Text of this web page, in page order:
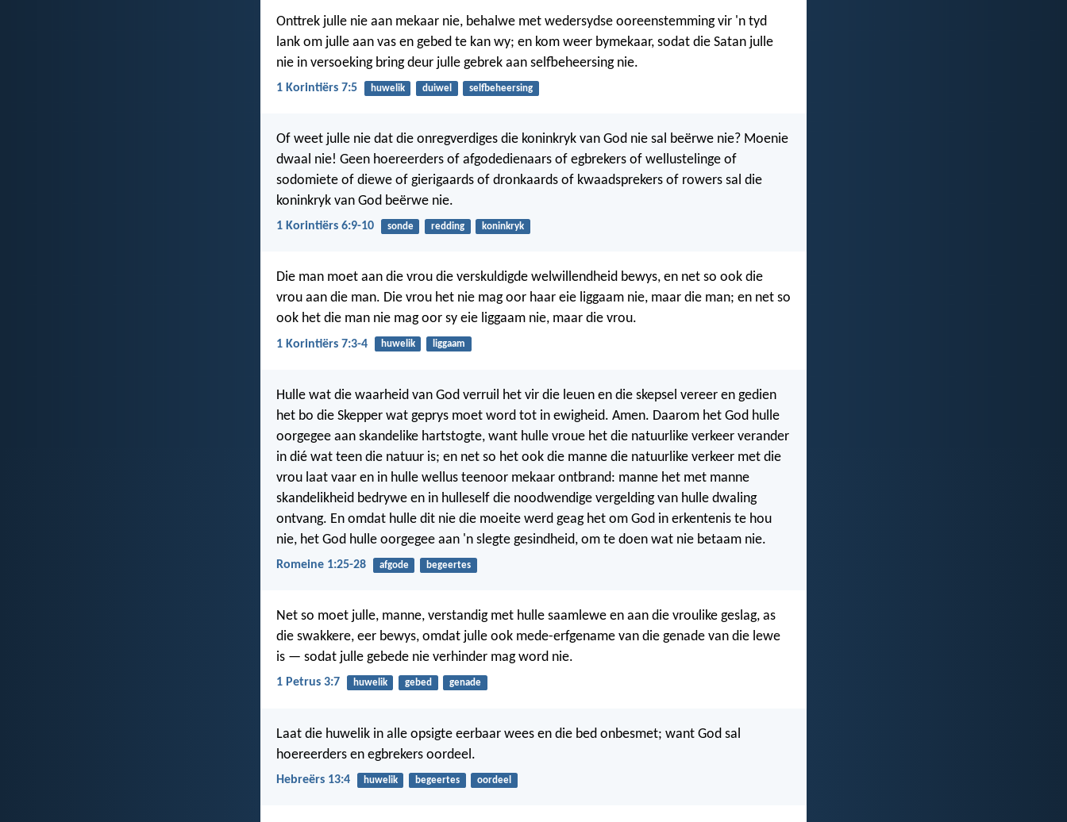
Onttrek julle nie aan mekaar nie, behalwe met wedersydse ooreenstemming vir 'n tyd
lank om julle aan vas en gebed te kan wy; en kom weer bymekaar, sodat die Satan julle
nie in versoeking bring deur julle gebrek aan selfbeheersing nie.
1 Korintiërs 7:5 huwelik duiwel selfbeheersing
Of weet julle nie dat die onregverdiges die koninkryk van God nie sal beërwe nie? Moenie
dwaal nie! Geen hoereerders of afgodedienaars of egbrekers of wellustelinge of
sodomiete of diewe of gierigaards of dronkaards of kwaadsprekers of rowers sal die
koninkryk van God beërwe nie.
1 Korintiërs 6:9-10 sonde redding koninkryk
Die man moet aan die vrou die verskuldigde welwillendheid bewys, en net so ook die
vrou aan die man. Die vrou het nie mag oor haar eie liggaam nie, maar die man; en net so
ook het die man nie mag oor sy eie liggaam nie, maar die vrou.
1 Korintiërs 7:3-4 huwelik liggaam
Hulle wat die waarheid van God verruil het vir die leuen en die skepsel vereer en gedien
het bo die Skepper wat geprys moet word tot in ewigheid. Amen. Daarom het God hulle
oorgegee aan skandelike hartstogte, want hulle vroue het die natuurlike verkeer verander
in dié wat teen die natuur is; en net so het ook die manne die natuurlike verkeer met die
vrou laat vaar en in hulle wellus teenoor mekaar ontbrand: manne het met manne
skandelikheid bedrywe en in hulleself die noodwendige vergelding van hulle dwaling
ontvang. En omdat hulle dit nie die moeite werd geag het om God in erkentenis te hou
nie, het God hulle oorgegee aan 'n slegte gesindheid, om te doen wat nie betaam nie.
Romeine 1:25-28 afgode begeertes
Net so moet julle, manne, verstandig met hulle saamlewe en aan die vroulike geslag, as
die swakkere, eer bewys, omdat julle ook mede-erfgename van die genade van die lewe
is — sodat julle gebede nie verhinder mag word nie.
1 Petrus 3:7 huwelik gebed genade
Laat die huwelik in alle opsigte eerbaar wees en die bed onbesmet; want God sal
hoereerders en egbrekers oordeel.
Hebreërs 13:4 huwelik begeertes oordeel